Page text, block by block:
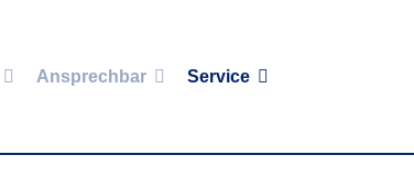
Ansprechbar Service